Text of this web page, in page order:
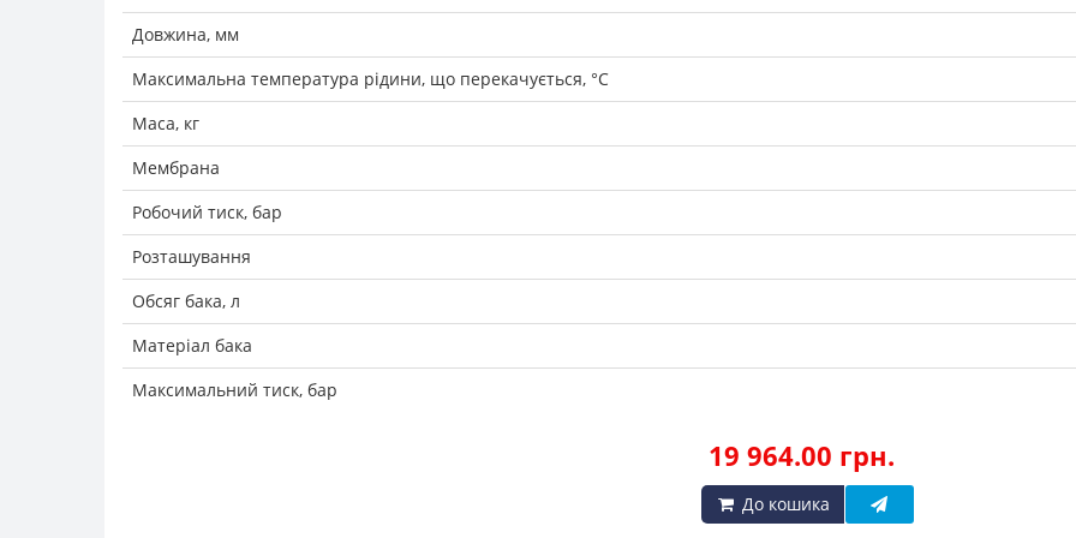
Довжина, мм
Максимальна температура рідини, що перекачується, °C
Маса, кг
Мембрана
Робочий тиск, бар
Розташування
Обсяг бака, л
Матеріал бака
Максимальний тиск, бар
19 964.00 грн.
До кошика